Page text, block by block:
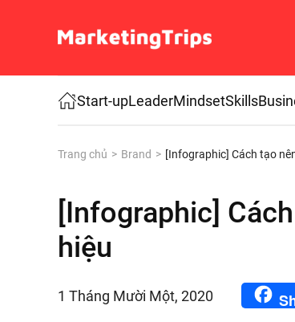
Skip to main content
Start-upLeaderMindsetSkills
Trang chủ Brand [Infographic] Cách tạo
[Infographic]
hiệu
1 Tháng Mười Một, 2020